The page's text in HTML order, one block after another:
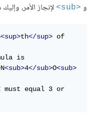
و <sub> لإنجاز الأمر،
<sup>th</sup> of
is
N<sub>4</sub>O<sub>
equal 3 or